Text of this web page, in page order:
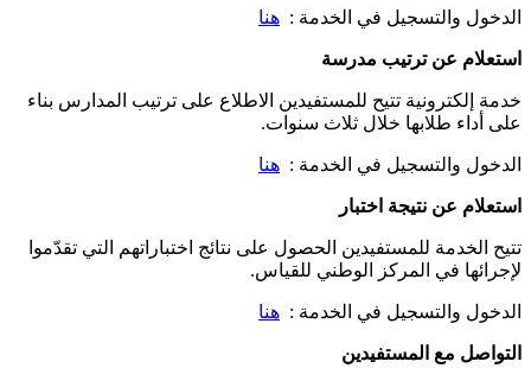
الدخول والتسجيل في الخدمة : هنا
استعلام عن ترتيب مدرسة
خدمة إلكترونية تتيح للمستفيدين الاطلاع على ترتيب المدارس بناء
على أداء طلابها خلال ثلاث سنوات.
الدخول والتسجيل في الخدمة : هنا
استعلام عن نتيجة اختبار
تتيح الخدمة للمستفيدين الحصول على نتائج اختباراتهم التي تقدّموا
لإجرائها في المركز الوطني للقياس.
الدخول والتسجيل في الخدمة : هنا
التواصل مع المستفيدين